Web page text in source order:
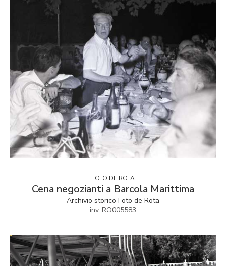
FOTO DE ROTA
Cena negozianti a Barcola Marittima
Archivio storico Foto de Rota
inv. RO005583